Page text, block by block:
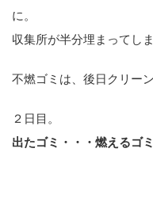
に。
収集所が半分埋まってし
不燃ゴミは、後日クリー
２日目。
出たゴミ・・・燃えるゴ